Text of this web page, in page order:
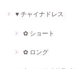
♥ チャイナドレス
✿ ショート
✿ ロング